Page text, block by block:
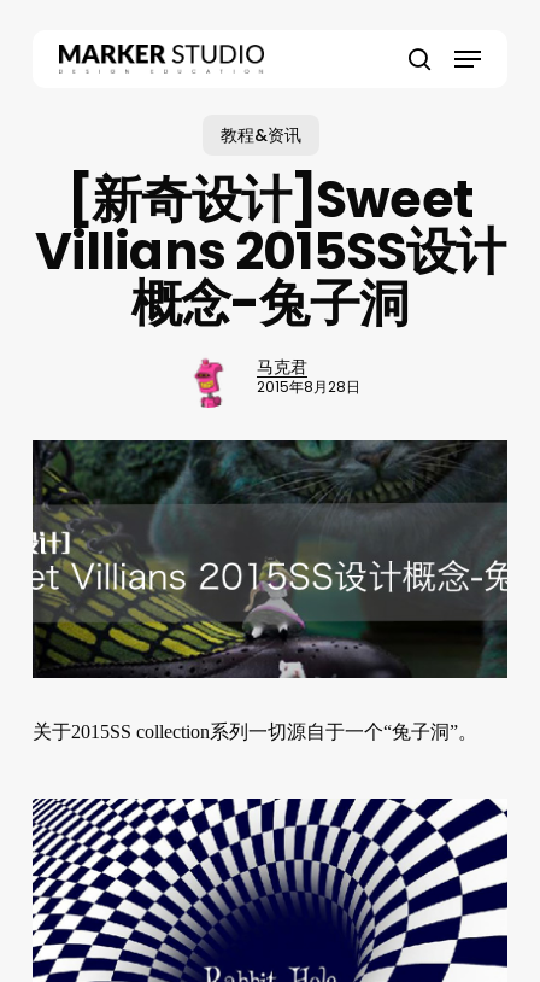
Menu
教程&资讯
[新奇设计]Sweet
Villians 2015SS设计
概念-兔子洞
马克君
2015年8月28日
关于2015SS collection系列一切源自于一个“兔子洞”。